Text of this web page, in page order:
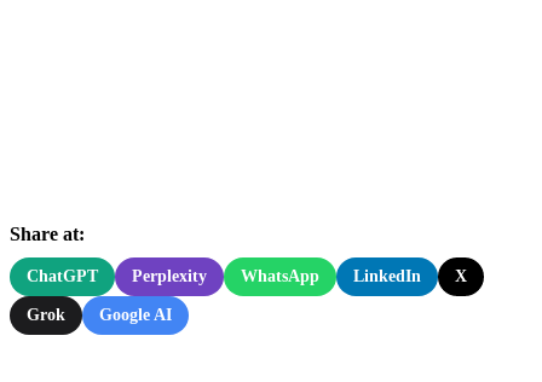
Share at:
ChatGPT Perplexity WhatsApp LinkedIn X
Grok Google AI